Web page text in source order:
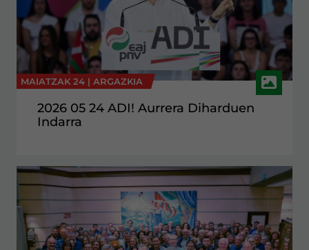
MAIATZAK 24 | ARGAZKIA
2026 05 24 ADI! Aurrera Diharduen
Indarra